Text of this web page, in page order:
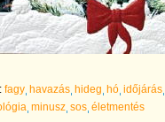
fagy havazás hideg hó időjárás
minusz sos életmentés